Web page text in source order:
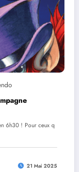
6h30 ! Pour ceux q
21 Mai 2025